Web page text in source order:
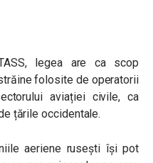
legea are ca scop
folosite de operatorii
aviației civile, ca
țările occidentale.
aeriene rusești își pot